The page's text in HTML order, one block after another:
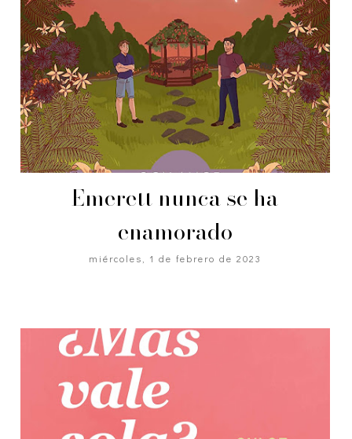
Emerett nunca se ha
enamorado
miércoles, 1 de febrero de 2023